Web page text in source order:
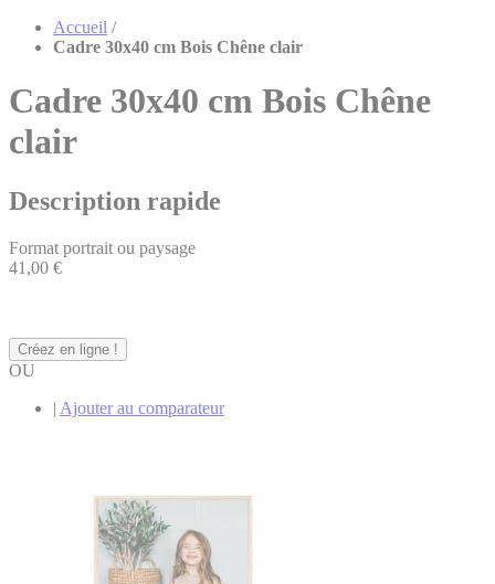
Accueil /
Cadre 30x40 cm Bois Chêne clair
Cadre 30x40 cm Bois Chêne
clair
Description rapide
Format portrait ou paysage
41,00 €
Créez en ligne !
OU
| Ajouter au comparateur